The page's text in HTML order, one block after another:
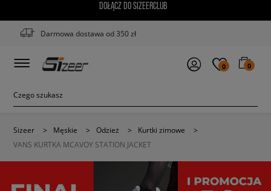
DOŁĄCZ DO SIZEERCLUB
Darmowa dostawa od 350 zł
0 0
Sizeer > Męskie > Odzież > Kurtki zimowe
>
VANS KURTKA MCAVOY STATION JACKET